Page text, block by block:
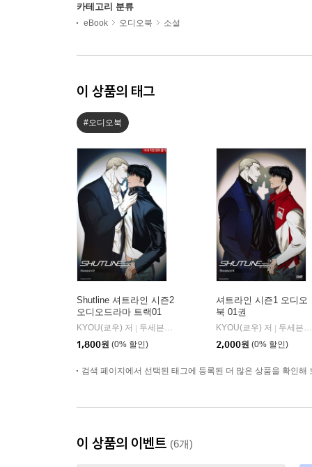
카테고리 분류
eBook 오디오북 소설
이 상품의 태그
#오디오북
Shutline 셔트라인 시즌2
오디오드라마 트랙01
KYOU(쿄우) 저 | 두세븐 엔터테인먼트
1,800원 (0% 할인)
셔트라인 시즌1 오디오
북 01권
KYOU(쿄우) 저 | 두세븐 엔터테인먼트
2,000원 (0% 할인)
검색 페이지에서 선택된 태그에 등록된 더 많은 상품을 확인해
이 상품의 이벤트 (6개)